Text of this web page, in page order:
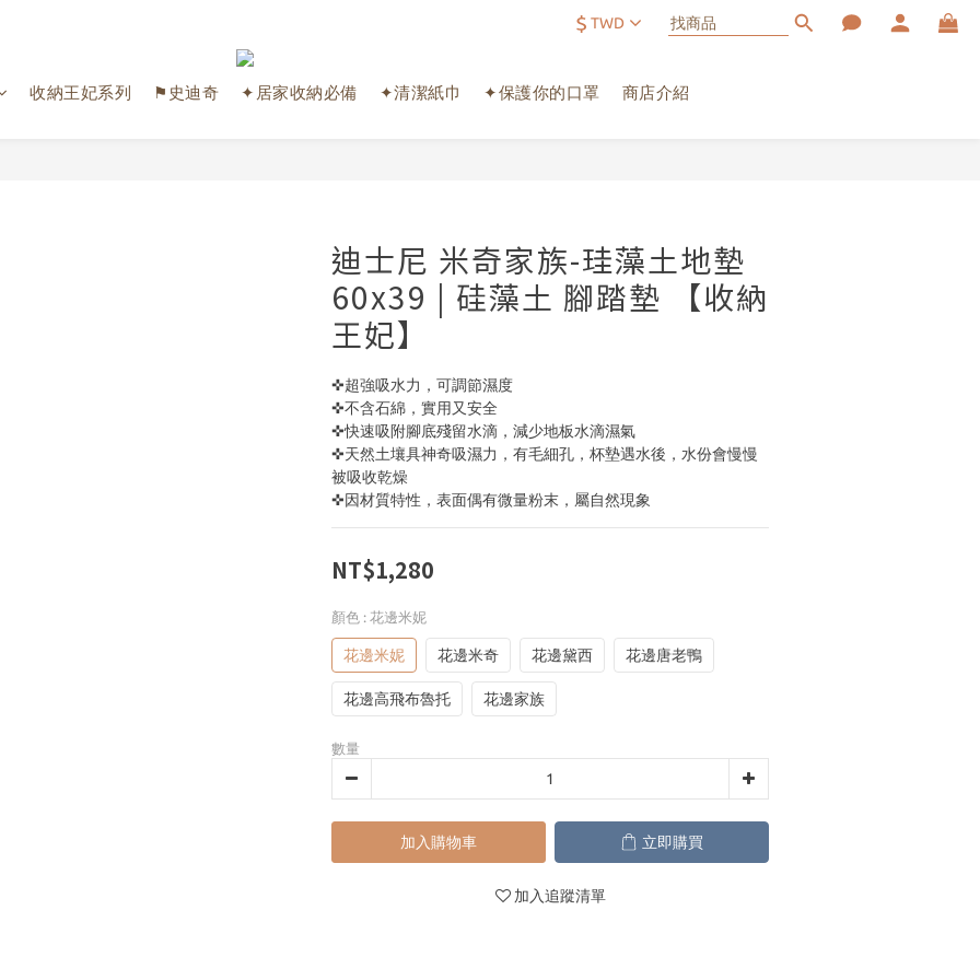
$ TWD
收納王妃系列 ⚑史迪奇 ✦居家收納必備 ✦清潔紙巾 ✦保護你的口罩 商店介紹
迪士尼 米奇家族-珪藻土地墊
60x39 | 硅藻土 腳踏墊 【收納
王妃】
✜超強吸水力，可調節濕度
✜不含石綿，實用又安全
✜快速吸附腳底殘留水滴，減少地板水滴濕氣
✜天然土壤具神奇吸濕力，有毛細孔，杯墊遇水後，水份會慢慢
被吸收乾燥
✜因材質特性，表面偶有微量粉末，屬自然現象
NT$1,280
顏色 : 花邊米妮
花邊米妮 花邊米奇 花邊黛西 花邊唐老鴨
花邊高飛布魯托 花邊家族
數量
加入購物車 立即購買
加入追蹤清單